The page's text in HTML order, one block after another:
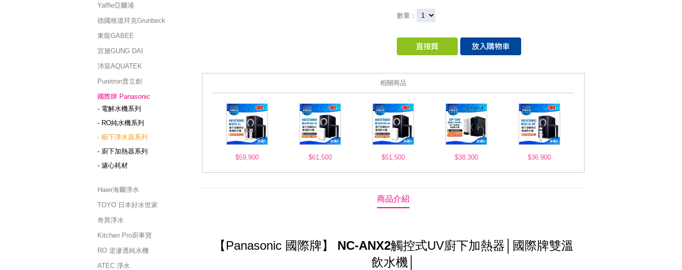
Yaffle亞爾浦
德國格溫拜克Grunbeck
東龍GABEE
宮黛GUNG DAI
沛宸AQUATEK
Puretron普立創
國際牌 Panasonic
- 電解水機系列
- RO純水機系列
- 櫥下淨水器系列
- 廚下加熱器系列
- 濾心耗材
Haier海爾淨水
TOYO 日本好水世家
奇異淨水
Kitchen Pro廚事寶
RO 逆滲透純水機
ATEC 淨水
數量：
相關商品
$59,900 $61,500 $51,500 $38,300 $36,900
商品介紹
【 Panasonic 國際牌】 NC-ANX2觸控式UV廚下加熱器│國際牌雙溫
飲水機│